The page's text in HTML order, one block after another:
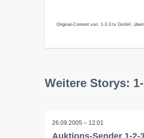
Original-Content von: 1-2-3.tv GmbH,
Weitere Storys:
26.09.2005 – 12:01
Auktions-Sender 1-2-